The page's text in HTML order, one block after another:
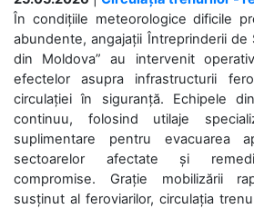
În condițiile meteorologice dificile
abundente, angajații Întreprinderii de
din Moldova” au intervenit
efectelor asupra infrastructurii
circulației în siguranță. Echipele
continuu, folosind utilaje
suplimentare pentru evacuarea
sectoarelor afectate și
compromise. Grație mobilizării
susținut al feroviarilor, circulația